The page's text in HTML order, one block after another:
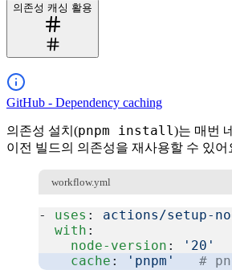
의존성 캐싱 활용
GitHub - Dependency caching
의존성 설치(pnpm install )는 매번
이전 빌드의 의존성을 재사용할 수 있어
workflow.yml
- uses : actions/setup-
  with
:
    node-version
:
'20'
    cache
: 'pnpm'
#